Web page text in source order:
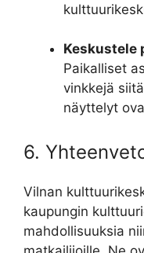
Keskustele
Paikalliset
vinkkejä
näyttelyt
6.
Vilnan
kaupungin
mahdollisuuksia